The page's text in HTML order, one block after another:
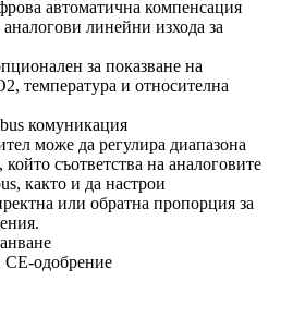
автоматична компенсация
линейни изхода за
за показване на
температура и относителна
комуникация
може да регулира диапазона
съответства на аналоговите
както и да настрои
или обратна пропорция за
одобрение